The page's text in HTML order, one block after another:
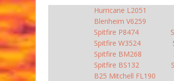
Hurricane L2051
Blenheim V6259
Spitfire P8474
Spitfire W3524
Spitfire BM268
Spitfire BS132
B25 Mitchell FL190